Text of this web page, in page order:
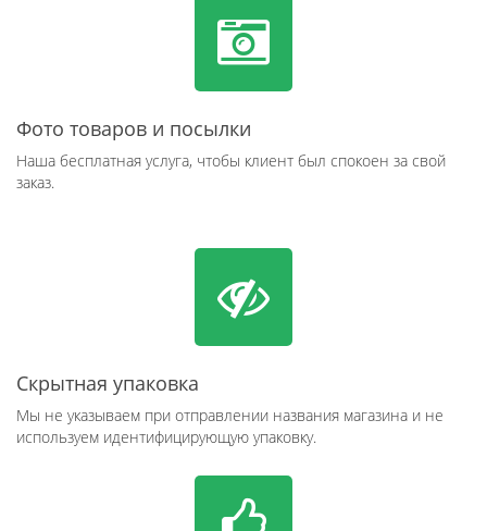
Фото товаров и посылки
Наша бесплатная услуга, чтобы клиент был спокоен за свой
заказ.
Скрытная упаковка
Мы не указываем при отправлении названия магазина и не
используем идентифицирующую упаковку.